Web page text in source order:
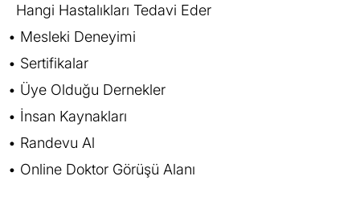
Hangi Hastalıkları Tedavi Eder
Mesleki Deneyimi
Sertifikalar
Üye Olduğu Dernekler
İnsan Kaynakları
Randevu Al
Online Doktor Görüşü Alanı